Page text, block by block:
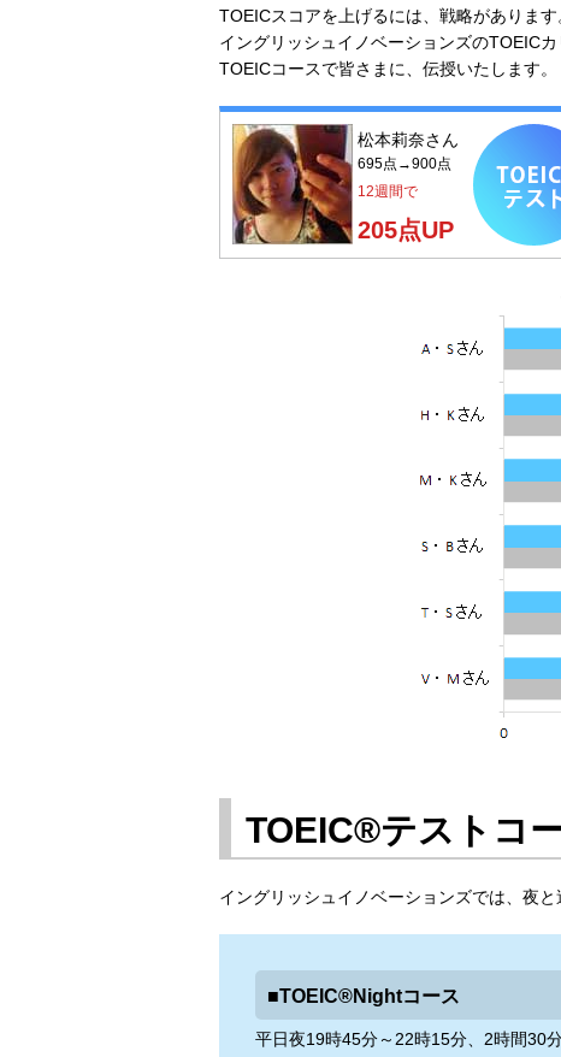
TOEICスコアを上げるには、戦略がありま
イングリッシュイノベーションズのTOEIC
TOEICコースで皆さまに、伝授いたします。
松本莉奈さん
695点→900点
12週間で
205点UP
TOEIC®テストコ
イングリッシュイノベーションズでは、夜と
■TOEIC®Nightコース
平日夜19時45分～22時15分、2時間30